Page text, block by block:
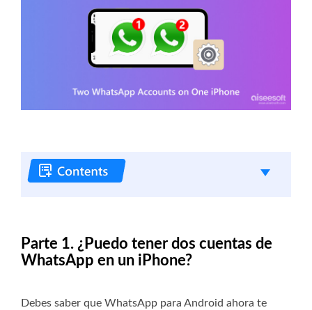
Parte 1. ¿Puedo tener dos cuentas de
WhatsApp en un iPhone?
Debes saber que WhatsApp para Android ahora te